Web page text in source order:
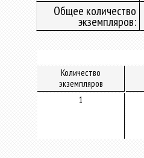
Общее количество
экземпляров:
Количество
экземпляров
1